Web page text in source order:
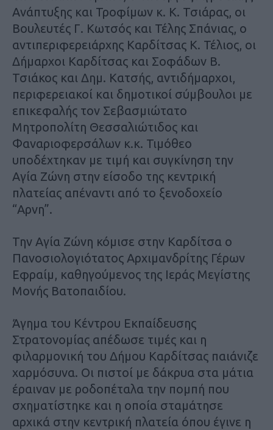
Ανάπτυξης και Τροφίμων κ. Κ. Τσιάρας, οι
Βουλευτές Γ. Κωτσός και Τέλης Σπάνιας, ο
αντιπεριφερειάρχης Καρδίτσας Κ. Τέλιος, οι
Δήμαρχοι Καρδίτσας και Σοφάδων Β.
Τσιάκος και Δημ. Κατσής, αντιδήμαρχοι,
περιφερειακοί και δημοτικοί σύμβουλοι με
επικεφαλής τον Σεβασμιώτατο
Μητροπολίτη Θεσσαλιώτιδος και
Φαναριοφερσάλων κ.κ. Τιμόθεο
υποδέχτηκαν με τιμή και συγκίνηση την
Αγία Ζώνη στην είσοδο της κεντρική
πλατείας απέναντι από το ξενοδοχείο
“Αρνη”.
Την Αγία Ζώνη κόμισε στην Καρδίτσα ο
Πανοσιολογιότατος Αρχιμανδρίτης Γέρων
Εφραίμ, καθηγούμενος της Ιεράς Μεγίστης
Μονής Βατοπαιδίου.
Άγημα του Κέντρου Εκπαίδευσης
Στρατονομίας απέδωσε τιμές και η
φιλαρμονική του Δήμου Καρδίτσας παιάνιζε
χαρμόσυνα. Οι πιστοί με δάκρυα στα μάτια
έραιναν με ροδοπέταλα την πομπή που
σχηματίστηκε και η οποία σταμάτησε
αρχικά στην κεντρική πλατεία όπου έγινε η